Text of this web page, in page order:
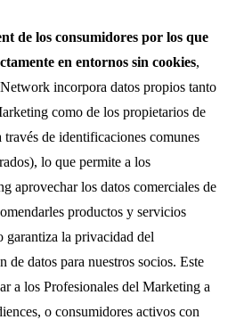
de los consumidores por los que
en entornos sin cookies,
incorpora datos propios tanto
como de los propietarios de
través de identificaciones comunes
lo que permite a los
aprovechar los datos comerciales de
productos y servicios
garantiza la privacidad del
de datos para nuestros socios. Este
a los Profesionales del Marketing a
o consumidores activos con